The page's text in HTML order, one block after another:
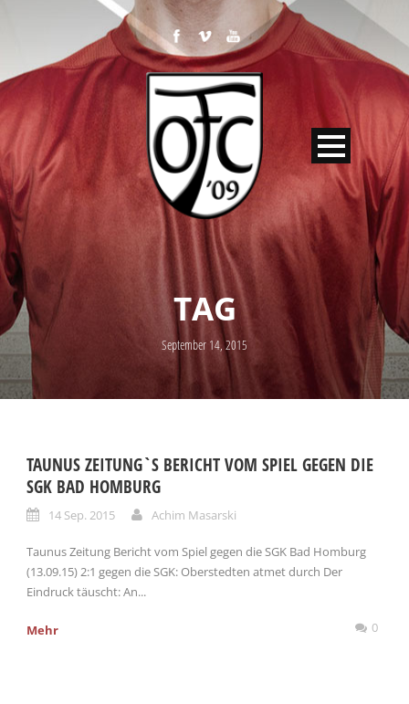
TAG
September 14, 2015
TAUNUS ZEITUNG`S BERICHT VOM SPIEL GEGEN DIE
SGK BAD HOMBURG
14 Sep. 2015 Achim Masarski
Taunus Zeitung Bericht vom Spiel gegen die SGK Bad Homburg
(13.09.15) 2:1 gegen die SGK: Oberstedten atmet durch Der
Eindruck täuscht: An...
Mehr 0